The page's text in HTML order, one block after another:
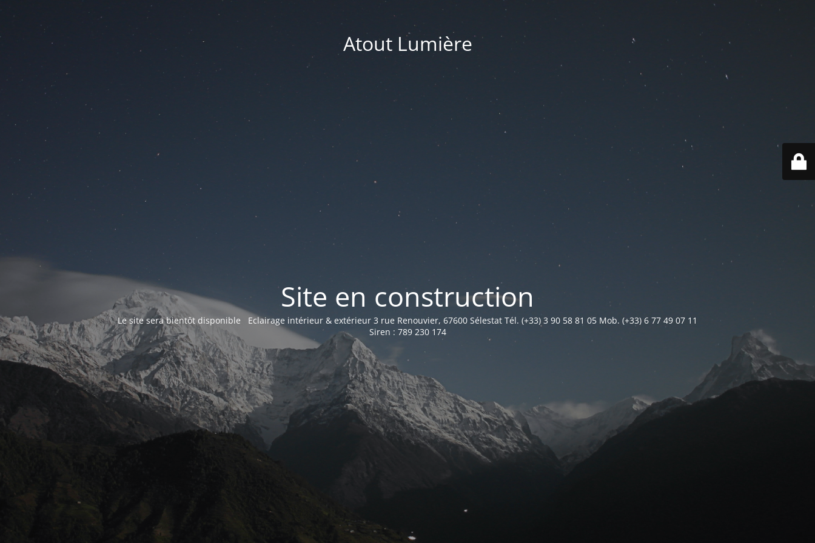
Atout Lumière
Site en construction
Le site sera bientôt disponible Eclairage intérieur & extérieur 3 rue Renouvier, 67600 Sélestat Tél. (+33) 3 90 58 81 05 Mob. (+33) 6 77 49 07 11
Siren : 789 230 174